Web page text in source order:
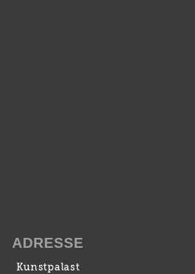
ADRESSE
Kunstpalast